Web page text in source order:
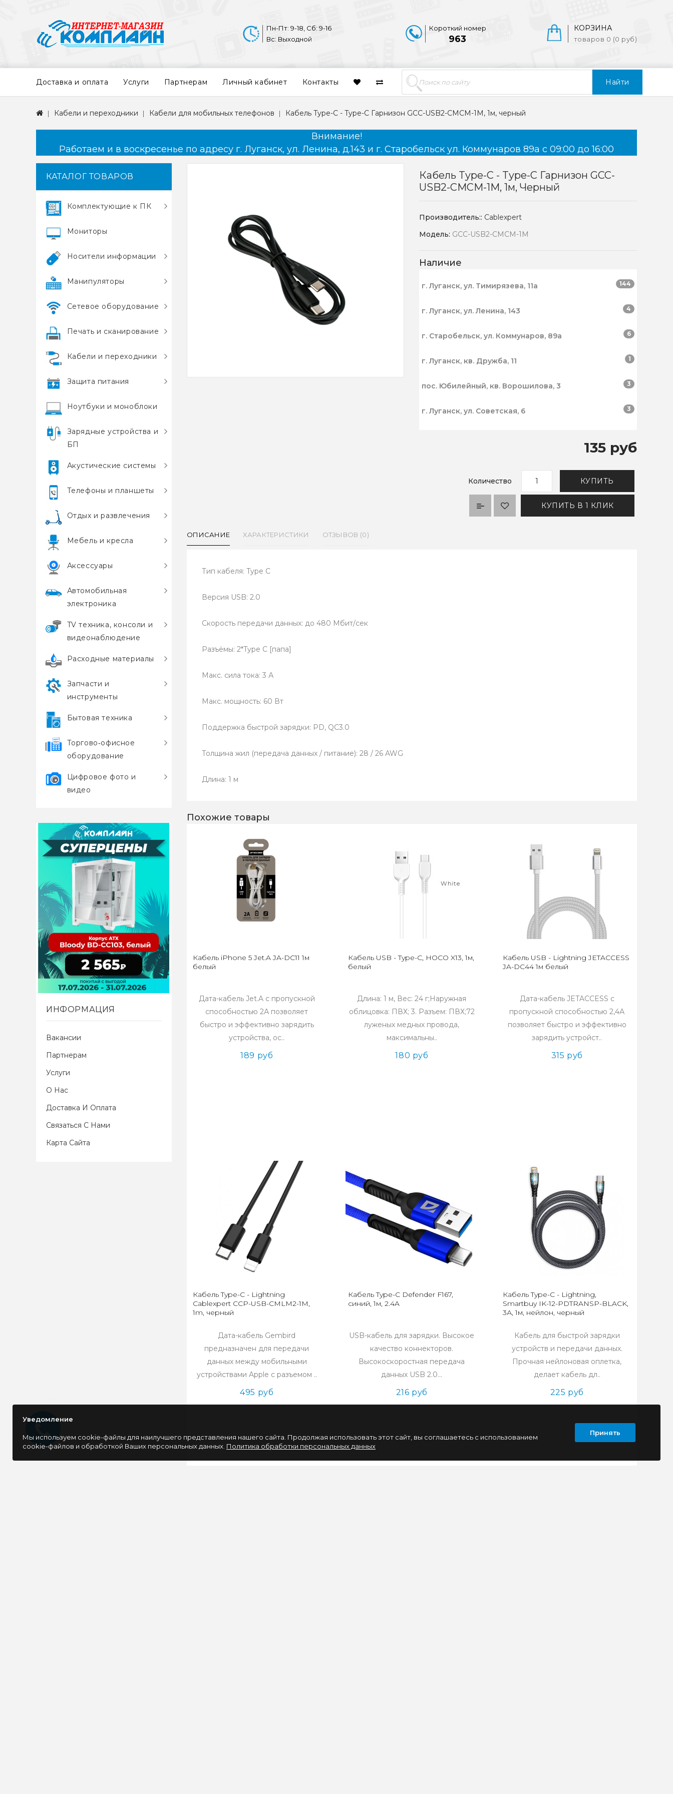
Найти
КОРЗИНА
товаров 0 (0 руб)
Короткий номер
963
Пн-Пт: 9-18, Сб: 9-16
Вс: Выходной
Доставка и оплата Услуги Партнерам Личный кабинет Контакты
Кабели и переходники Кабели для мобильных телефонов Кабель Type-C - Type-C Гарнизон GCC-USB2-CMCM-1M, 1м, черный
Внимание!
Работаем и в воскресенье по адресу г. Луганск, ул. Ленина, д.143 и г. Старобельск ул. Коммунаров 89а с 09:00 до 16:00
КАТАЛОГ ТОВАРОВ
Комплектующие к ПК
Мониторы
Носители информации
Манипуляторы
Сетевое оборудование
Печать и сканирование
Кабели и переходники
Защита питания
Ноутбуки и моноблоки
Зарядные устройства и
БП
Акустические системы
Телефоны и планшеты
Отдых и развлечения
Мебель и кресла
Аксессуары
Автомобильная
электроника
TV техника, консоли и
видеонаблюдение
Расходные материалы
Запчасти и
инструменты
Бытовая техника
Торгово‑офисное
оборудование
Цифровое фото и
видео
ИНФОРМАЦИЯ
Вакансии
Партнерам
Услуги
О Нас
Доставка И Оплата
Связаться С Нами
Карта Сайта
Кабель Type-C - Type-C Гарнизон GCC-
USB2-CMCM-1M, 1м, Черный
Производитель:: Cablexpert
Модель: GCC-USB2-CMCM-1M
Наличие
г. Луганск, ул. Тимирязева, 11а 144
г. Луганск, ул. Ленина, 143 4
г. Старобельск, ул. Коммунаров, 89а 6
г. Луганск, кв. Дружба, 11 1
пос. Юбилейный, кв. Ворошилова, 3 3
г. Луганск, ул. Советская, 6 3
135 руб
Количество КУПИТЬ
КУПИТЬ В 1 КЛИК
ОПИСАНИЕ ХАРАКТЕРИСТИКИ ОТЗЫВОВ (0)
Тип кабеля: Type C
Версия USB: 2.0
Скорость передачи данных: до 480 Мбит/сек
Разъёмы: 2*Type C [папа]
Макс. сила тока: 3 А
Макс. мощность: 60 Вт
Поддержка быстрой зарядки: PD, QC3.0
Толщина жил (передача данных / питание): 28 / 26 AWG
Длина: 1 м
Похожие товары
Кабель iPhone 5 Jet.A JA-DC11 1м
белый
Дата-кабель Jet.A с пропускной
способностью 2А позволяет
быстро и эффективно зарядить
устройства, ос..
189 руб
Кабель USB - Type-C, HOCO X13, 1м,
белый
Длина: 1 м, Вес: 24 г;Наружная
облицовка: ПВХ; 3. Разъем: ПВХ;72
луженых медных провода,
максимальны..
180 руб
Кабель USB - Lightning JETACCESS
JA-DC44 1м белый
Дата-кабель JETACCESS с
пропускной способностью 2,4А
позволяет быстро и эффективно
зарядить устройст..
315 руб
Кабель Type-C - Lightning
Cablexpert CCP-USB-CMLM2-1M,
1m, черный
Дата-кабель Gembird
предназначен для передачи
данных между мобильными
устройствами Apple с разъемом ..
495 руб
Кабель Type-C Defender F167,
синий, 1м, 2.4A
USB-кабель для зарядки. Высокое
качество коннекторов.
Высокоскоростная передача
данных USB 2.0...
216 руб
Кабель Type-C - Lightning,
Smartbuy IK-12-PDTRANSP-BLACK,
3А, 1м, нейлон, черный
Кабель для быстрой зарядки
устройств и передачи данных.
Прочная нейлоновая оплетка,
делает кабель дл..
225 руб
Уведомление
Мы используем cookie-файлы для наилучшего представления нашего сайта. Продолжая использовать этот сайт, вы соглашаетесь с использованием
cookie-файлов и обработкой Ваших персональных данных. Политика обработки персональных данных
Принять